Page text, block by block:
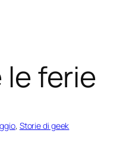
le ferie
, Storie di geek